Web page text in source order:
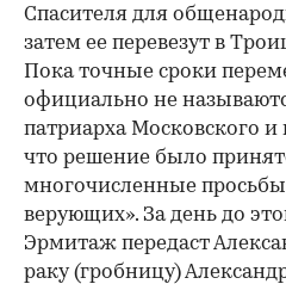
Спасителя для
затем ее перевезут в
Пока точные сроки
официально не
патриарха Московского и
что решение было
многочисленные
верующих». За день до
Эрмитаж передаст
раку (гробницу)